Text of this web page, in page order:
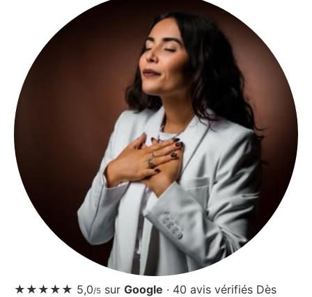
★★★★★ 5,0/5 sur Google · 40 avis vérifiés Dès